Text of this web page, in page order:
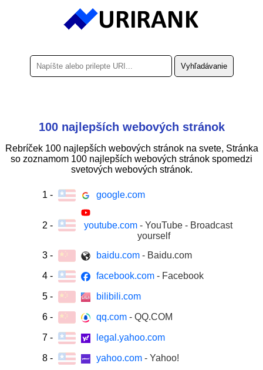
100 najlepších webových stránok
Rebríček 100 najlepších webových stránok na svete, Stránka
so zoznamom 100 najlepších webových stránok spomedzi
svetových webových stránok.
1 - google.com
2 - youtube.com - YouTube - Broadcast
yourself
3 - baidu.com - Baidu.com
4 - facebook.com - Facebook
5 - bilibili.com
6 - qq.com - QQ.COM
7 - legal.yahoo.com
8 - yahoo.com - Yahoo!